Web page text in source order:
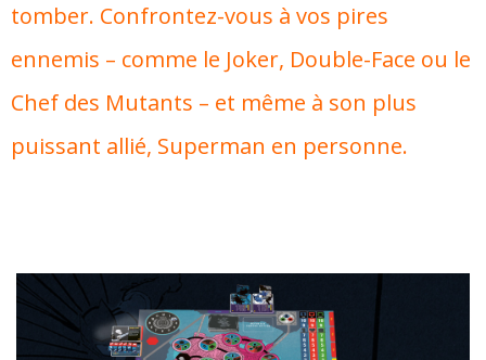
tomber. Confrontez-vous à vos pires
ennemis – comme le Joker, Double-Face ou le
Chef des Mutants – et même à son plus
puissant allié, Superman en personne.